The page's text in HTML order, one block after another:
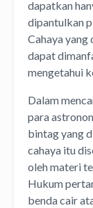
dapatkan
dipantulkan
Cahaya yang
dapat
mengetahui
Dalam
para
bintag yang
cahaya itu
oleh materi
Hukum
benda cair